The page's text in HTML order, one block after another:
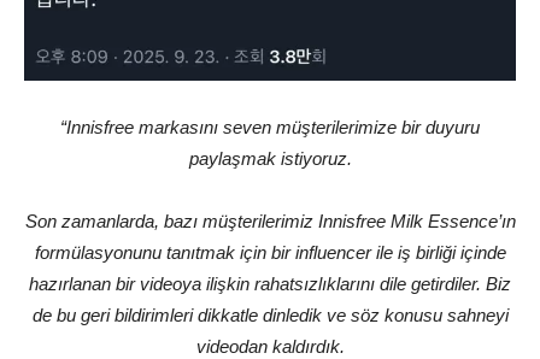
“Innisfree markasını seven müşterilerimize bir duyuru
paylaşmak istiyoruz.
Son zamanlarda, bazı müşterilerimiz Innisfree Milk Essence’ın
formülasyonunu tanıtmak için bir influencer ile iş birliği içinde
hazırlanan bir videoya ilişkin rahatsızlıklarını dile getirdiler. Biz
de bu geri bildirimleri dikkatle dinledik ve söz konusu sahneyi
videodan kaldırdık.